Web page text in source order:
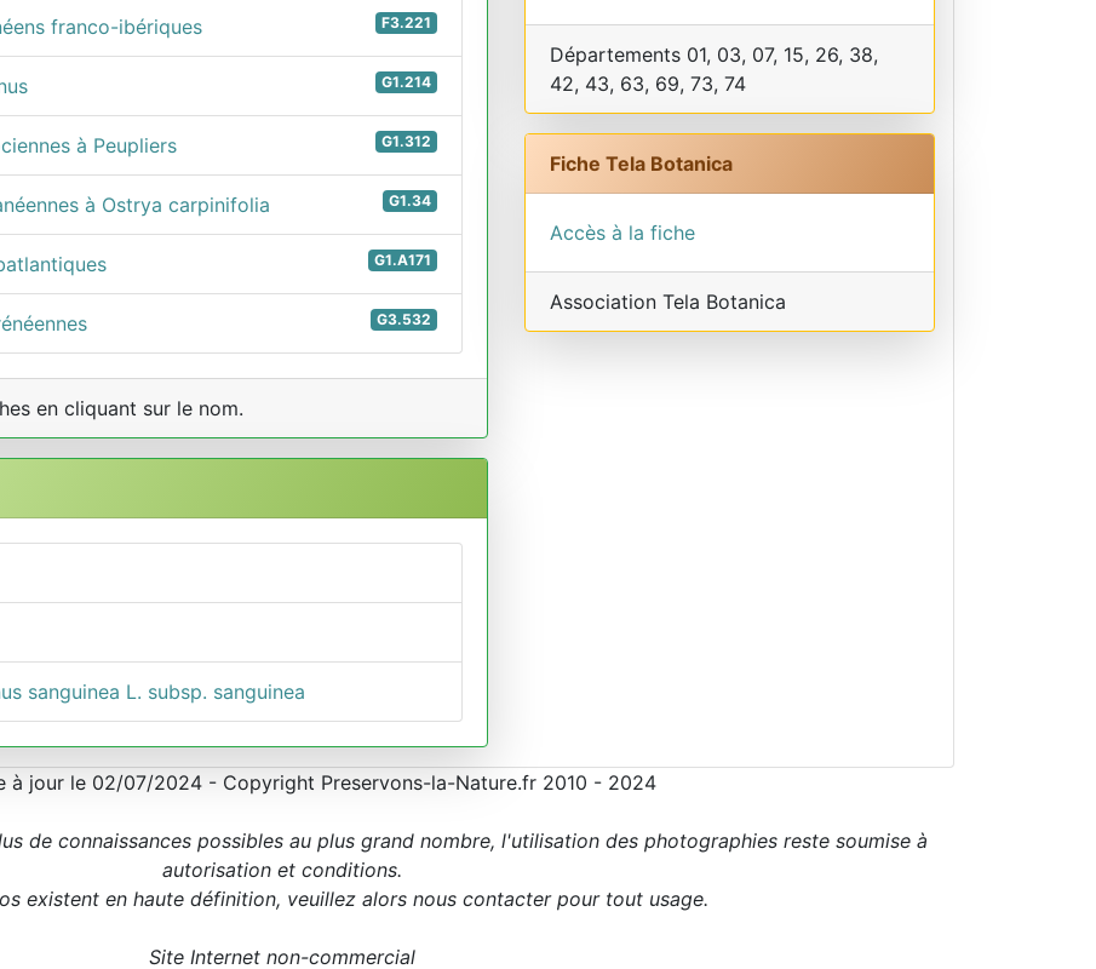
F3.221
franco-ibériques
G1.214
G1.312
à Peupliers
G1.34
à Ostrya carpinifolia
G1.A171
G3.532
en cliquant sur le nom.
sanguinea L. subsp. sanguinea
Départements 01, 03, 07, 15, 26, 38,
42, 43, 63, 69, 73, 74
Fiche Tela Botanica
Accès à la fiche
Association Tela Botanica
à jour le 02/07/2024 - Copyright Preservons-la-Nature.fr 2010 - 2024
de connaissances possibles au plus grand nombre, l'utilisation des photographies reste soumise à
autorisation et conditions.
existent en haute définition, veuillez alors nous contacter pour tout usage.
Site Internet non-commercial